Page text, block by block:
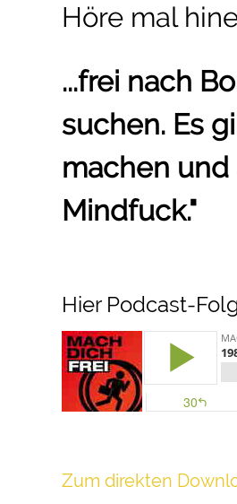
Höre mal
...frei nach
suchen. Es
machen
Mindfuck."
Hier Podcast-
Z um direkte n